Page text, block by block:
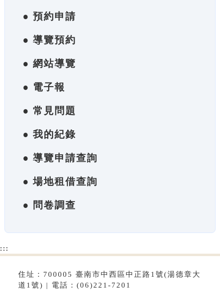
● 預約申請
● 導覽預約
● 網站導覽
● 電子報
● 常見問題
● 我的紀錄
● 導覽申請查詢
● 場地租借查詢
● 問卷調查
:::
住址：700005 臺南市中西區中正路1號(湯德章大
道1號) | 電話：(06)221-7201